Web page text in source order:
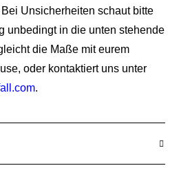
Bei Unsicherheiten schaut bitte
unbedingt in die unten stehende
die Maße mit eurem
oder kontaktiert uns unter
.